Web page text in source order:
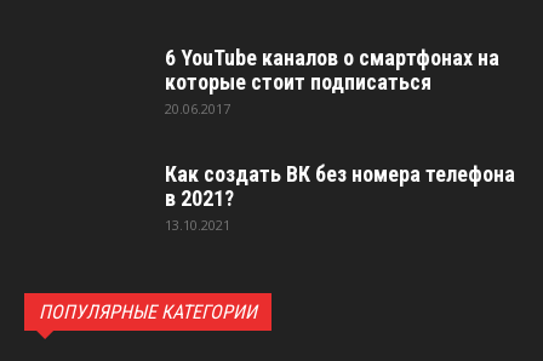
6 YouTube каналов о смартфонах на
которые стоит подписаться
20.06.2017
Как создать ВК без номера телефона
в 2021?
13.10.2021
ПОПУЛЯРНЫЕ КАТЕГОРИИ